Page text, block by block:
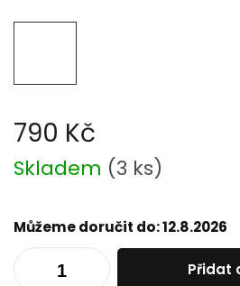
790 Kč
Měrná
cena:
Skladem (3 ks)
Můžeme doručit do:12.8.2026
Přidat